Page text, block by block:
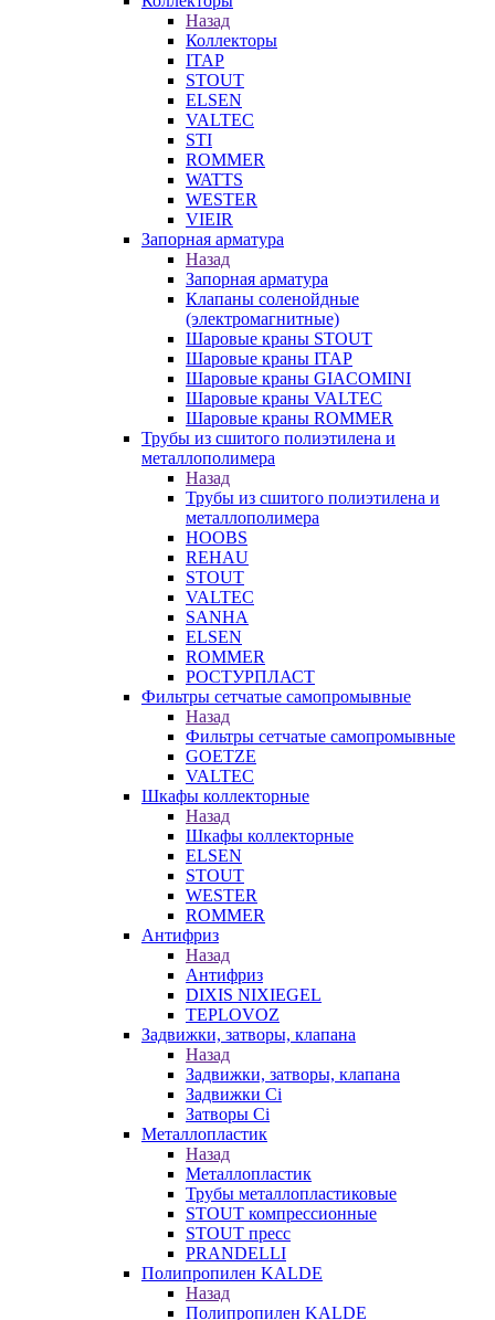
Назад
Коллекторы
ITAP
STOUT
ELSEN
VALTEC
STI
ROMMER
WATTS
WESTER
VIEIR
Запорная арматура
Назад
Запорная арматура
Клапаны соленойдные
(электромагнитные)
Шаровые краны STOUT
Шаровые краны ITAP
Шаровые краны GIACOMINI
Шаровые краны VALTEC
Шаровые краны ROMMER
Трубы из сшитого полиэтилена и
металлополимера
Назад
Трубы из сшитого полиэтилена и
металлополимера
HOOBS
REHAU
STOUT
VALTEC
SANHA
ELSEN
ROMMER
РОСТУРПЛАСТ
Фильтры сетчатые самопромывные
Назад
Фильтры сетчатые самопромывные
GOETZE
VALTEC
Шкафы коллекторные
Назад
Шкафы коллекторные
ELSEN
STOUT
WESTER
ROMMER
Антифриз
Назад
Антифриз
DIXIS NIXIEGEL
TEPLOVOZ
Задвижки, затворы, клапана
Назад
Задвижки, затворы, клапана
Задвижки Ci
Затворы Ci
Металлопластик
Назад
Металлопластик
Трубы металлопластиковые
STOUT компрессионные
STOUT пресс
PRANDELLI
Полипропилен KALDE
Назад
Полипропилен KALDE